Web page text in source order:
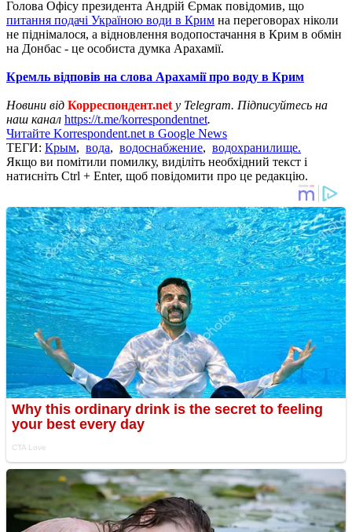
Голова Офісу президента Андрій Єрмак повідомив, що
питання подачі Україною води в Крим на переговорах ніколи
не піднімалося, а відновлення водопостачання в Крим в обмін
на Донбас - це особиста думка Арахамії.
Кремль відповів на слова Арахамії про воду в Крим
Новини від Корреспондент.net у Telegram. Підписуйтесь на
наш канал https://t.me/korrespondentnet.
Читайте Korrespondent.net в Google News
ТЕГИ: Крым, вода, водоснабжение, водохранилище.
Якщо ви помітили помилку, виділіть необхідний текст і
натисніть Ctrl + Enter, щоб повідомити про це редакцію.